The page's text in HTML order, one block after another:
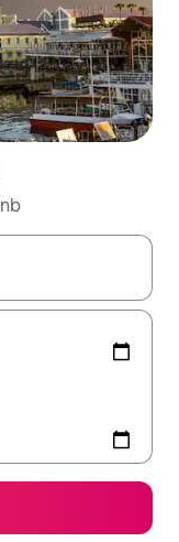
navigere med